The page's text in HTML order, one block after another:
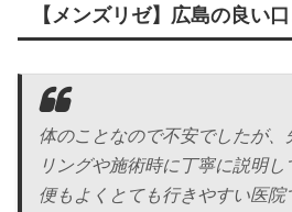
【メンズリゼ】広島の良い口
体のことなので不安でしたが
リングや施術時に丁寧に説明
便もよくとても行きやすい医院